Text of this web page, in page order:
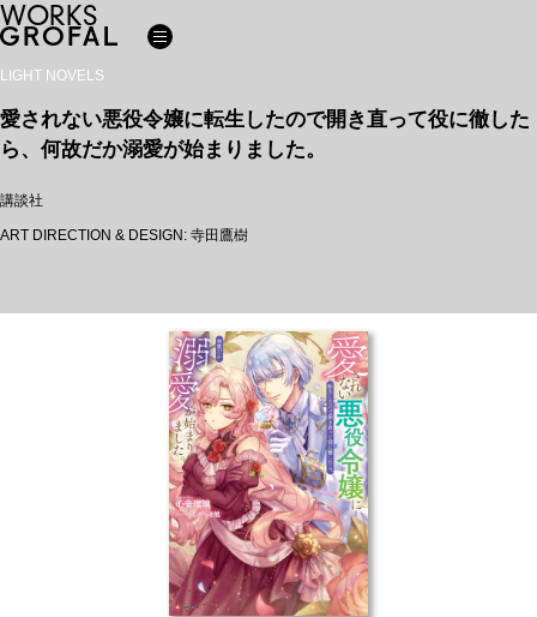
WORKS
LIGHT NOVELS
愛されない悪役令嬢に転生したので開き直って役に徹した
ら、何故だか溺愛が始まりました。
講談社
ART DIRECTION & DESIGN: 寺田鷹樹